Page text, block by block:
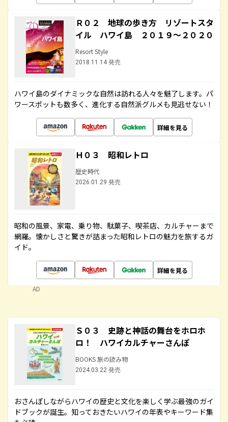
Ｒ０２ 地球の歩き方 リゾートスタ
イル ハワイ島 ２０１９～２０２０
Resort Style
2018.11.14 発売
ハワイ島のダイナミックな自然は訪れる人々を魅了します。パ
ワースポットも数多く、進化する自然派グルメも見逃せない！
詳細を見る
Ｈ０３ 昭和レトロ
歴史時代
2026.01.29 発売
昭和の風景、家電、乗り物、駄菓子、喫茶店、カルチャーまで
網羅。懐かしさと驚きが詰まった昭和レトロの魅力を旅するガ
イド。
詳細を見る
AD
Ｓ０３ 史跡と神話の舞台をホロホ
ロ！ ハワイカルチャーさんぽ
BOOKS 旅の読み物
2024.03.22 発売
おさんぽしながらハワイの歴史と文化を楽しく学ぶ最強のガイ
ドブックが誕生。知っておきたいハワイの年表やキーワード集